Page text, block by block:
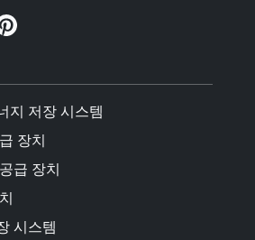
지 저장 시스템
장치
급 장치
시스템